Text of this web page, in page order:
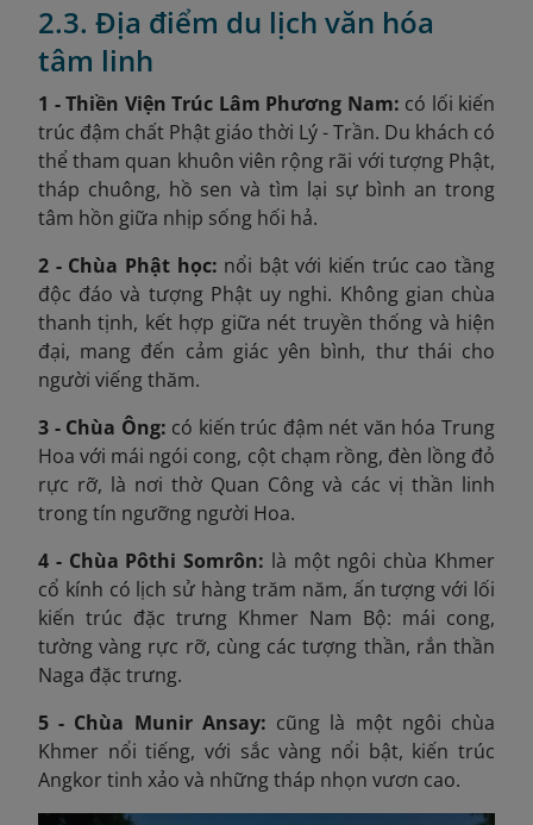
2.3. Địa điểm du lịch văn hóa
tâm linh
1 - Thiền Viện Trúc Lâm Phương Nam: có lối kiến
trúc đậm chất Phật giáo thời Lý - Trần. Du khách có
thể tham quan khuôn viên rộng rãi với tượng Phật,
tháp chuông, hồ sen và tìm lại sự bình an trong
tâm hồn giữa nhịp sống hối hả.
2 - Chùa Phật học: nổi bật với kiến trúc cao tầng
độc đáo và tượng Phật uy nghi. Không gian chùa
thanh tịnh, kết hợp giữa nét truyền thống và hiện
đại, mang đến cảm giác yên bình, thư thái cho
người viếng thăm.
3 - Chùa Ông: có kiến trúc đậm nét văn hóa Trung
Hoa với mái ngói cong, cột chạm rồng, đèn lồng đỏ
rực rỡ, là nơi thờ Quan Công và các vị thần linh
trong tín ngưỡng người Hoa.
4 - Chùa Pôthi Somrôn: là một ngôi chùa Khmer
cổ kính có lịch sử hàng trăm năm, ấn tượng với lối
kiến trúc đặc trưng Khmer Nam Bộ: mái cong,
tường vàng rực rỡ, cùng các tượng thần, rắn thần
Naga đặc trưng.
5 - Chùa Munir Ansay: cũng là một ngôi chùa
Khmer nổi tiếng, với sắc vàng nổi bật, kiến trúc
Angkor tinh xảo và những tháp nhọn vươn cao.